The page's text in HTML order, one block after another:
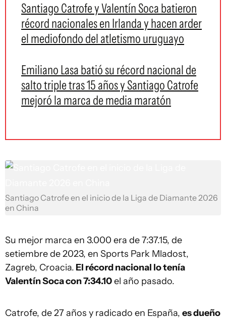
Santiago Catrofe y Valentín Soca batieron
récord nacionales en Irlanda y hacen arder
el mediofondo del atletismo uruguayo
Emiliano Lasa batió su récord nacional de
salto triple tras 15 años y Santiago Catrofe
mejoró la marca de media maratón
Santiago Catrofe en el inicio de la Liga de Diamante 2026
en China
Su mejor marca en 3.000 era de 7:37.15, de
setiembre de 2023, en Sports Park Mladost,
Zagreb, Croacia. El récord nacional lo tenía
Valentín Soca con 7:34.10el año pasado.
Catrofe, de 27 años y radicado en España, es dueño